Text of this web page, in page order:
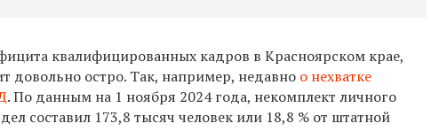
квалифицированных кадров в Красноярском крае,
довольно остро. Так, например, недавно о нехватке
. По данным на 1 ноября 2024 года, некомплект личного
составил 173,8 тысяч человек или 18,8 % от штатной